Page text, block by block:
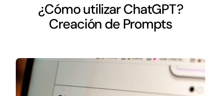
Networking
¿Cómo utilizar ChatGPT?
Creación de Prompts